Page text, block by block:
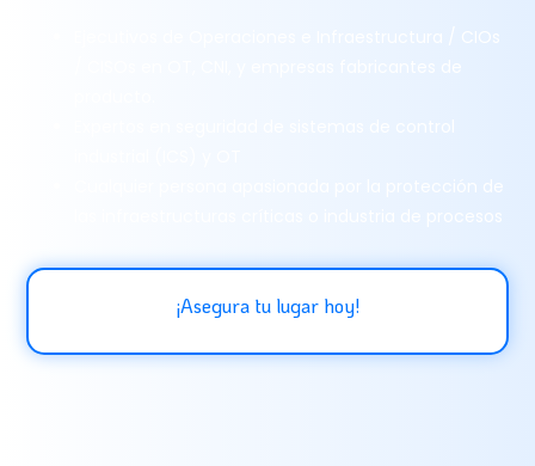
Ejecutivos de Operaciones e Infraestructura / CIOs
/ CISOs en OT, CNI, y empresas fabricantes de
Cualquier persona apasionada por la protección de
las infraestructuras críticas o industria de procesos
¡Asegura tu lugar hoy!